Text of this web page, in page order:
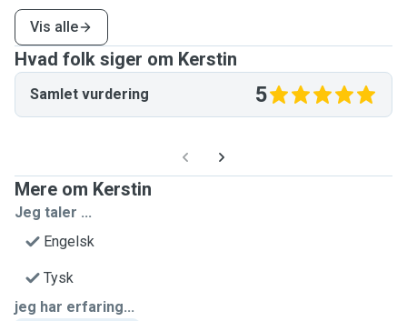
Vis alle
Hvad folk siger om Kerstin
Samlet vurdering 5
Mere om Kerstin
Jeg taler ...
Engelsk
Tysk
jeg har erfaring...